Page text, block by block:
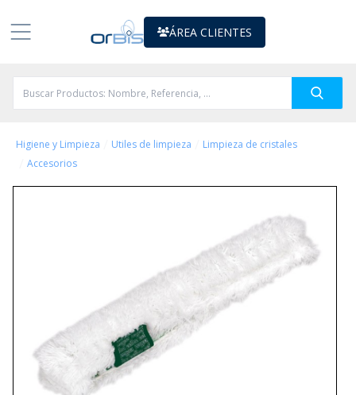
ÁREA CLIENTES
Higiene y Limpieza Utiles de limpieza Limpieza de cristales
Accesorios